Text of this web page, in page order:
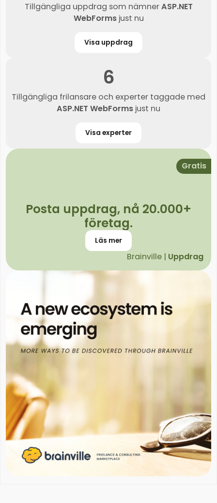
Tillgängliga uppdrag som nämnerASP.NET
WebFormsjust nu
Visa uppdrag
6
Tillgängliga frilansare och experter taggade med
ASP.NET WebForms just nu
Visa experter
Gratis
Posta uppdrag, nå 20.000+
företag.
Läs mer
Brainville | Uppdrag